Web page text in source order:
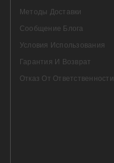
Методы Доставки
Сообщение Блога
Условия Использования
Гарантия И Возврат
Отказ От Ответственности